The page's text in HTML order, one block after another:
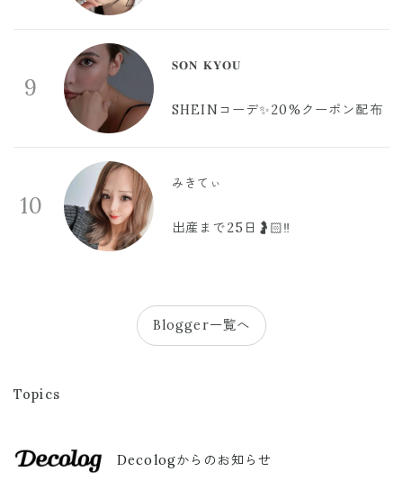
9
𝐒𝐎𝐍 𝐊𝐘𝐎𝐔
SHEINコーデ✨20%クーポン配布
10
みきてぃ
出産まで25日🤰🏻‼️
Blogger一覧へ
Topics
Decologからのお知らせ